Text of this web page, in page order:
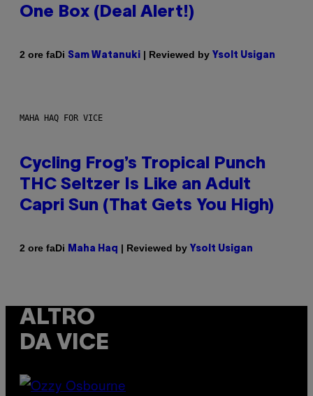
One Box (Deal Alert!)
2 ore faDi Sam Watanuki | Reviewed by Ysolt Usigan
MAHA HAQ FOR VICE
Cycling Frog’s Tropical Punch
THC Seltzer Is Like an Adult
Capri Sun (That Gets You High)
2 ore faDi Maha Haq | Reviewed by Ysolt Usigan
ALTRO
DA VICE